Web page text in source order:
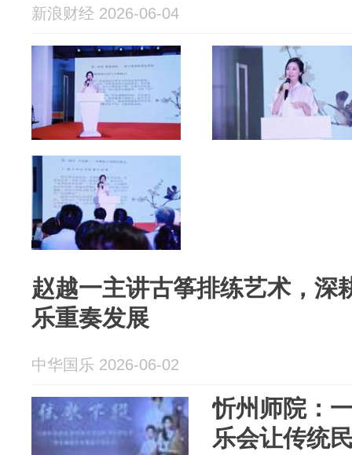
新浪财经 2026-06-04
赵越一主讲古筝排练艺术，深
乐重奏发展
中华国乐 2026-06-02
忻州师院：
乐会让传统